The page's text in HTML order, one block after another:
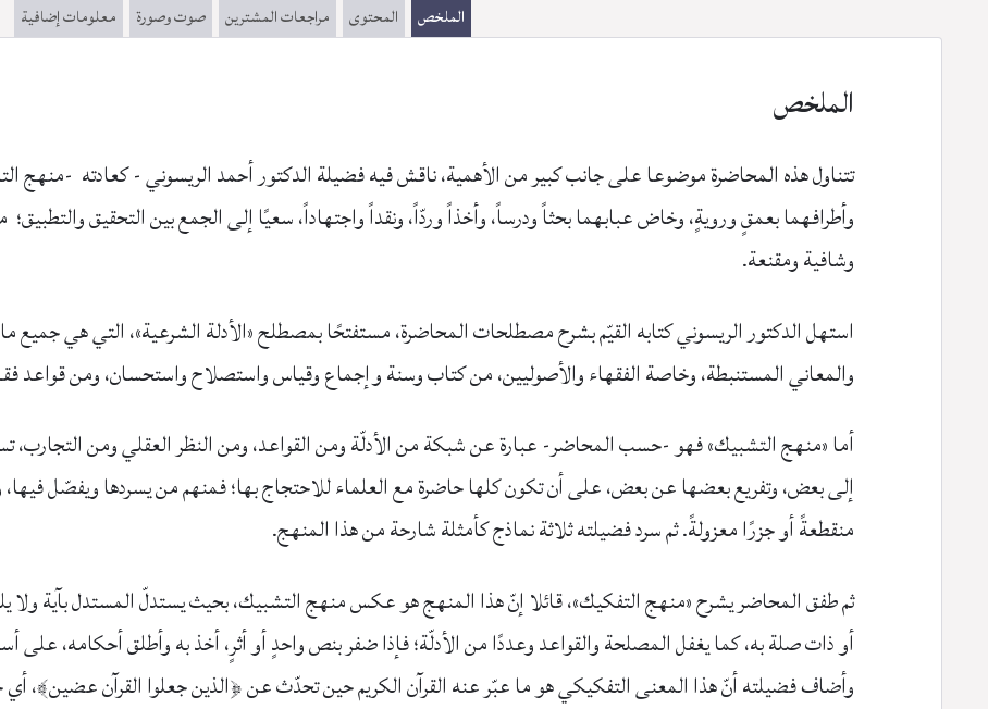
الملخص المحتوى مراجعات المشترين صوت وصورة معلومات إضافية
الملخص
تتناول هذه المحاضرة موضوعا على جانب كبير من الأهمية، ناقش فيه فضيلة الدكتور أحمد الريسوني - كعادته -منهج
وأطرافهما بعمقٍ ورويةٍ، وخاض عبابهما بحثاً ودرساً، وأخذاً وردّاً، ونقداً واجتهاداً، سعيًا إلى الجمع بين التحقيق
وشافية ومقنعة.
استهل الدكتور الريسوني كتابه القيّم بشرح مصطلحات المحاضرة، مستفتحًا بمصطلح «الأدلة الشرعية»، التي هي جميع
والمعاني المستنبطة، وخاصة الفقهاء والأصوليين، من كتاب وسنة وإجماع وقياس واستصلاح واستحسان، ومن قواعد
أما «منهج التشبيك» فهو -حسب المحاضر- عبارة عن شبكة من الأدلّة ومن القواعد، ومن النظر العقلي ومن التجارب،
إلى بعض، وتفريع بعضها عن بعض، على أن تكون كلها حاضرة مع العلماء للاحتجاج بها؛ فمنهم من يسردها ويفصّل
منقطعةً أو جزرًا معزولةً. ثم سرد فضيلته ثلاثة نماذج كأمثلة شارحة من هذا المنهج.
ثم طفق المحاضر يشرح «منهج التفكيك»، قائلا إنّ هذا المنهج هو عكس منهج التشبيك، بحيث يستدلّ المستدل بآية
أو ذات صلة به، كما يغفل المصلحة والقواعد وعددًا من الأدلّة؛ فإذا ضفر بنص واحدٍ أو أثرٍ، أخذ به وأطلق أحكامه،
وأضاف فضيلته أنّ هذا المعنى التفكيكي هو ما عبّر عنه القرآن الكريم حين تحدّث عن ﴿الذين جعلوا القرآن عضين﴾، أي